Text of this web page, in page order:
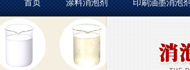
首页 涂料消泡剂 印刷油墨消泡剂